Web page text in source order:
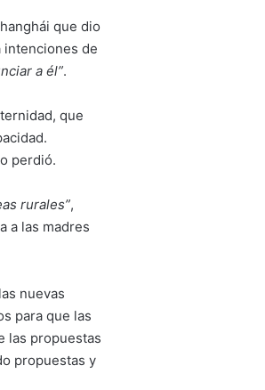
que dio
intenciones de
a él”.
que
perdió.
rurales”,
a las madres
nuevas
para que las
las propuestas
propuestas y